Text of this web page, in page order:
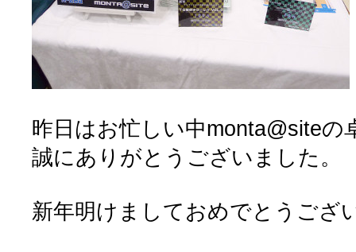
昨日はお忙しい中monta@siteの
誠にありがとうございました。
新年明けましておめでとうござ